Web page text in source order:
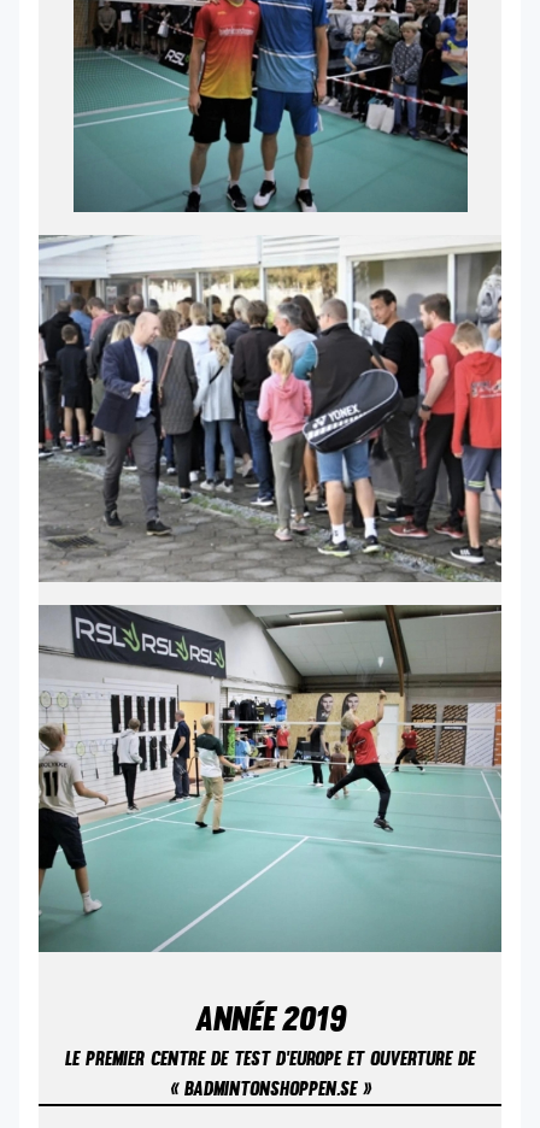
ANNÉE2019
LE PREMIER CENTRE DE TEST D’EUROPE ET OUVERTURE DE
« BADMINTONSHOPPEN.SE »